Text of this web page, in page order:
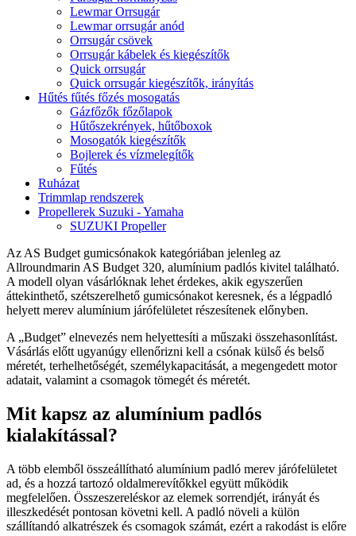
Lewmar Orrsugár
Lewmar orrsugár anód
Orrsugár csövek
Orrsugár kábelek és kiegészítők
Quick orrsugár
Quick orrsugár kiegészítők, irányítás
Hűtés fűtés főzés mosogatás
Gázfőzők főzőlapok
Hűtőszekrények, hűtőboxok
Mosogatók kiegészítők
Bojlerek és vízmelegítők
Fűtés
Ruházat
Trimmlap rendszerek
Propellerek Suzuki - Yamaha
SUZUKI Propeller
Az AS Budget gumicsónakok kategóriában jelenleg az
Allroundmarin AS Budget 320, alumínium padlós kivitel található.
A modell olyan vásárlóknak lehet érdekes, akik egyszerűen
áttekinthető, szétszerelhető gumicsónakot keresnek, és a légpadló
helyett merev alumínium járófelületet részesítenek előnyben.
A „Budget” elnevezés nem helyettesíti a műszaki összehasonlítást.
Vásárlás előtt ugyanúgy ellenőrizni kell a csónak külső és belső
méretét, terhelhetőségét, személykapacitását, a megengedett motor
adatait, valamint a csomagok tömegét és méretét.
Mit kapsz az alumínium padlós
kialakítással?
A több elemből összeállítható alumínium padló merev járófelületet
ad, és a hozzá tartozó oldalmerevítőkkel együtt működik
megfelelően. Összeszereléskor az elemek sorrendjét, irányát és
illeszkedését pontosan követni kell. A padló növeli a külön
szállítandó alkatrészek és csomagok számát, ezért a rakodást is előre